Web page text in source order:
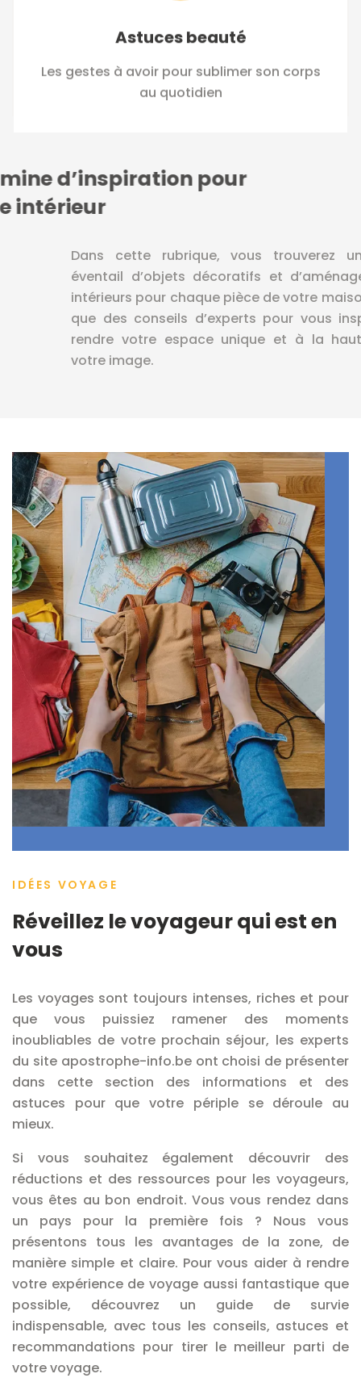
au quotidien
Une mine d’inspiration pour
votre intérieur
Dans cette rubrique, vous trouverez un large
éventail d’objets décoratifs et d’aménagements
intérieurs pour chaque pièce de votre maison, ainsi
que des conseils d’experts pour vous inspirer et
rendre votre espace unique et à la hauteur de
votre image.
IDÉES VOYAGE
Réveillez le voyageur qui est en
vous
Les voyages sont toujours intenses, riches et pour
que vous puissiez ramener des moments
inoubliables de votre prochain séjour, les experts
du site apostrophe-info.be ont choisi de présenter
dans cette section des informations et des
astuces pour que votre périple se déroule au
mieux.
Si vous souhaitez également découvrir des
réductions et des ressources pour les voyageurs,
vous êtes au bon endroit. Vous vous rendez dans
un pays pour la première fois ? Nous vous
présentons tous les avantages de la zone, de
manière simple et claire. Pour vous aider à rendre
votre expérience de voyage aussi fantastique que
possible, découvrez un guide de survie
indispensable, avec tous les conseils, astuces et
recommandations pour tirer le meilleur parti de
votre voyage.